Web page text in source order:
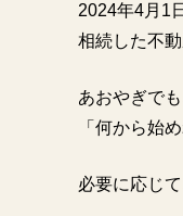
2024年4月1
相続した不
あおやぎで
「何から始
必要に応じ